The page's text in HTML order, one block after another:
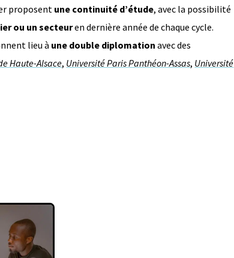
proposent une continuité d’étude, avec la possibilité
ou un secteuren dernière année de chaque cycle.
lieu à une double diplomation avec des
Haute-Alsace, Université Paris Panthéon-Assas, Université